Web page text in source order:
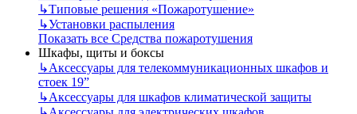
↳Типовые решения «Пожаротушение»
↳Установки распыления
Показать все Средства пожаротушения
Шкафы, щиты и боксы
↳Аксессуары для телекоммуникационных шкафов и
стоек 19”
↳Аксессуары для шкафов климатической защиты